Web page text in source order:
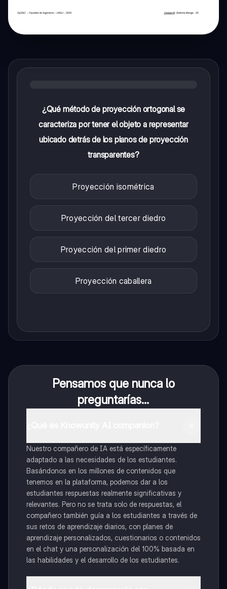
¿Qué método de proyección ortogonal se
caracteriza por tener el objeto a representar
ubicado detrás de los planos de proyección
transparentes?
Proyección isométrica
Proyección del tercer diedro
Proyección del primer diedro
Proyección caballera
Pensamos que nunca lo
preguntarías...
Nuestro compañero de IA está específicamente
adaptado a las necesidades de los estudiantes.
Basándonos en los millones de contenidos que
tenemos en la plataforma, podemos dar a los
estudiantes respuestas realmente significativas y
relevantes. Pero no se trata solo de respuestas, el
compañero también guía a los estudiantes a través de
sus retos de aprendizaje diarios, con planes de
aprendizaje personalizados, cuestionarios o contenidos
en el chat y una personalización del 100% basada en
las habilidades y el desarrollo de los estudiantes.